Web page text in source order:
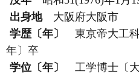
出身地
大阪府大阪市
学歴〔年〕
東京帝大工
年〕卒
学位〔年〕
工学博士〔大